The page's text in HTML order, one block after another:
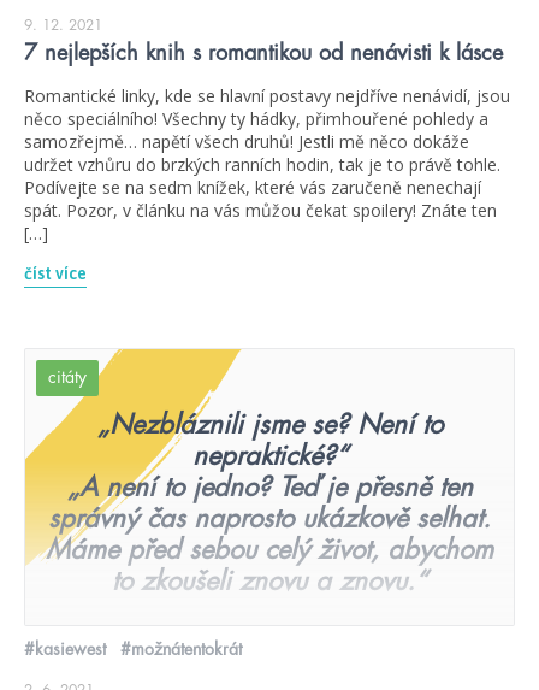
9. 12. 2021
7 nejlepších knih s romantikou od nenávisti k lásce
Romantické linky, kde se hlavní postavy nejdříve nenávidí, jsou
něco speciálního! Všechny ty hádky, přimhouřené pohledy a
samozřejmě… napětí všech druhů! Jestli mě něco dokáže
udržet vzhůru do brzkých ranních hodin, tak je to právě tohle.
Podívejte se na sedm knížek, které vás zaručeně nenechají
spát. Pozor, v článku na vás můžou čekat spoilery! Znáte ten
[…]
číst více
citáty
„Nezbláznili jsme se? Není to
nepraktické?“
„A není to jedno? Teď je přesně ten
správný čas naprosto ukázkově selhat.
Máme před sebou celý život, abychom
to zkoušeli znovu a znovu.“
#kasiewest #možnátentokrát